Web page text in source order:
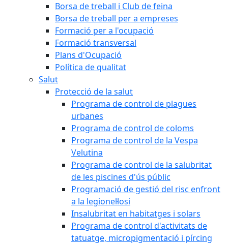
Borsa de treball i Club de feina
Borsa de treball per a empreses
Formació per a l'ocupació
Formació transversal
Plans d'Ocupació
Política de qualitat
Salut
Protecció de la salut
Programa de control de plagues
urbanes
Programa de control de coloms
Programa de control de la Vespa
Velutina
Programa de control de la salubritat
de les piscines d'ús públic
Programació de gestió del risc enfront
a la legionel·losi
Insalubritat en habitatges i solars
Programa de control d'activitats de
tatuatge, micropigmentació i pírcing